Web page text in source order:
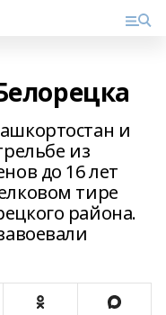
и
из
до 16 лет
тире
района.